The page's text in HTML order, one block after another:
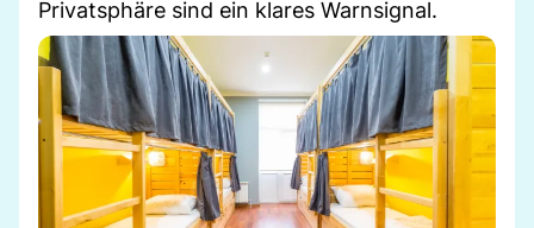
Privatsphäre sind ein klares Warnsignal.